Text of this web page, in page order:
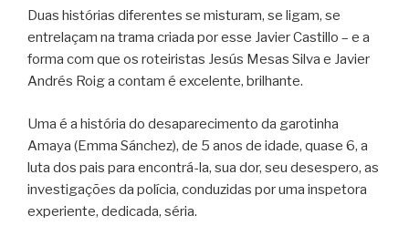
Duas histórias diferentes se misturam, se ligam, se
entrelaçam na trama criada por esse Javier Castillo – e a
forma com que os roteiristas Jesús Mesas Silva e Javier
Andrés Roig a contam é excelente, brilhante.
Uma é a história do desaparecimento da garotinha
Amaya (Emma Sánchez), de 5 anos de idade, quase 6, a
luta dos pais para encontrá-la, sua dor, seu desespero, as
investigações da polícia, conduzidas por uma inspetora
experiente, dedicada, séria.